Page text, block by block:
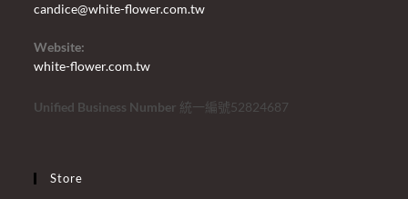
candice@white-flower.com.tw
Website:
white-flower.com.tw
Unified Business Number 統一編號52824687
Store